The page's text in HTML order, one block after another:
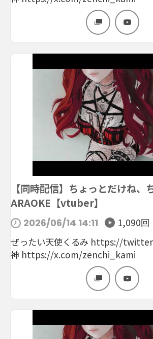
【同時配信】ちょっとだけね、
ARAOKE【vtuber】
2026/06/14 14:11 1,090回
ぜったい天使くるみ https://
神 https://x.com/zenchi_kami